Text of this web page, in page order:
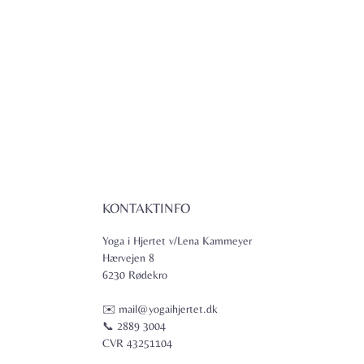
KONTAKTINFO
Yoga i Hjertet v/Lena Kammeyer
Hærvejen 8
6230 Rødekro
✉️ mail@yogaihjertet.dk
📞 2889 3004
CVR 43251104